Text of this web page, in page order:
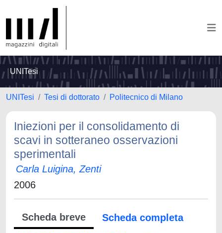
UNITesi
UNITesi Tesi di dottorato Politecnico di Milano
Iniezioni per il consolidamento di
scavi in sotteraneo osservazioni
sperimentali
Carla Luigina, Zenti
2006
Scheda breve
Scheda completa